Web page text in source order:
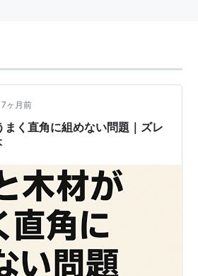
7ヶ月前
まく直角に組めない問題｜ズレ